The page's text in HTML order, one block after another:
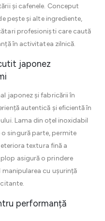
și cafenele. Conceput
pește și alte ingrediente,
profesioniști care caută
în activitatea zilnică.
japonez
japonez și fabricării în
autentică și eficientă în
Lama din oțel inoxidabil
singură parte, permite
textura fină a
asigură o prindere
cu ușurință
performanță